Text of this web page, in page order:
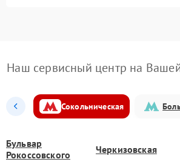
Наш сервисный центр на
Сокольническая
Бульвар
Рокоссовского
Черкизовская